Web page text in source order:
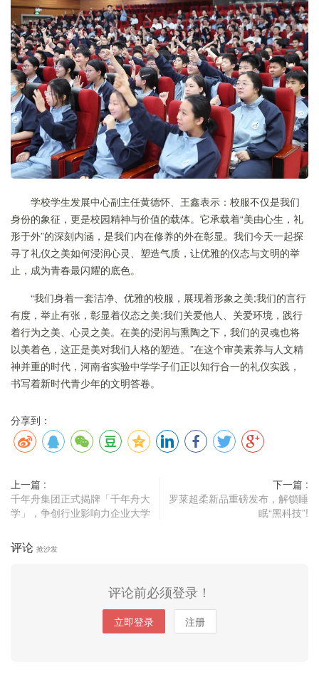
学校学生发展中心副主任黄德怀、王鑫表示：校服不仅是我们
身份的象征，更是校园精神与价值的载体。它承载着“美由心生，礼
形于外”的深刻内涵，是我们内在修养的外在彰显。我们今天一起探
寻了礼仪之美如何浸润心灵、塑造气质，让优雅的仪态与文明的举
止，成为青春最闪耀的底色。
“我们身着一套洁净、优雅的校服，展现着形象之美;我们的言行
有度，举止有张，彰显着仪态之美;我们关爱他人、关爱环境，践行
着行为之美、心灵之美。在美的浸润与熏陶之下，我们的灵魂也将
以美着色，这正是美对我们人格的塑造。”在这个审美素养与人文精
神并重的时代，河南省实验中学学子们正以知行合一的礼仪实践，
书写着新时代青少年的文明答卷。
分享到：
上一篇 :
千年舟集团正式揭牌「千年舟大
学」，争创行业影响力企业大学
下一篇 :
罗莱超柔新品重磅发布，解锁睡
眠“黑科技”!
评论 抢沙发
评论前必须登录！
立即登录 注册